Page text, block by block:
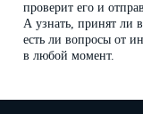
проверит его и
А узнать, принят ли
есть ли вопросы от
в любой момент.